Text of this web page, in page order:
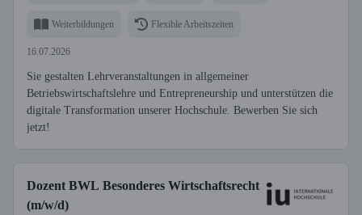
Weiterbildungen Flexible Arbeitszeiten
16.07.2026
Sie gestalten Lehrveranstaltungen in allgemeiner
Betriebswirtschaftslehre und Entrepreneurship und unterstützen die
digitale Transformation unserer Hochschule. Bewerben Sie sich
jetzt!
Dozent BWL Besonderes Wirtschaftsrecht
(m/w/d)